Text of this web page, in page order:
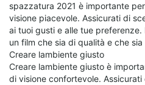
spazzatura 2021 è importante
visione piacevole. Assicurati di
ai tuoi gusti e alle tue
un film che sia di qualità e che
Creare lambiente giusto
Creare lambiente giusto è
di visione confortevole.